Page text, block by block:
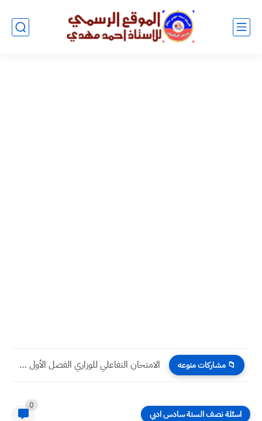
📁 مشاركات منوعه الامتحان التفاعلي للوزاري الفصل الأول المبحث الثالث من ص23 الى...
اسئلة نصف السنة سادس ادبي
0